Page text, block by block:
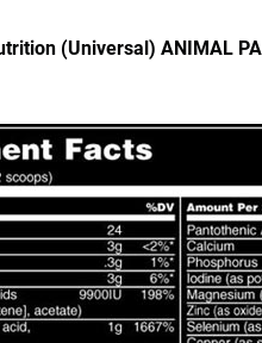
(Universal) ANIMAL